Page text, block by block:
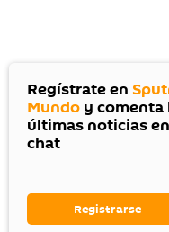
Regístrate en
Mundo y comenta
últimas noticias
chat
Registrarse